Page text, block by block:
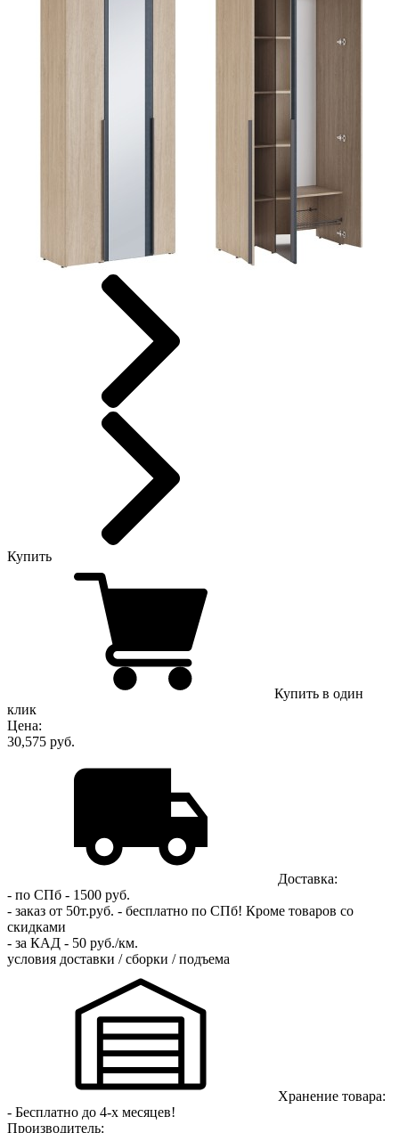
Купить
Купить в один
клик
Цена:
30,575 руб.
Доставка:
- по СПб - 1500 руб.
- заказ от 50т.руб. - бесплатно по СПб! Кроме товаров со
скидками
- за КАД - 50 руб./км.
условия доставки / сборки / подъема
Хранение товара:
- Бесплатно до 4-х месяцев!
Производитель: